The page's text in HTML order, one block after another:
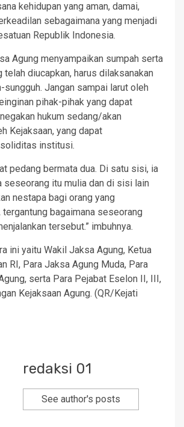
kehidupan yang aman, damai,
sebagaimana yang menjadi
Republik Indonesia.
Agung menyampaikan sumpah serta
telah diucapkan, harus dilaksanakan
sungguh. Jangan sampai larut oleh
pihak-pihak yang dapat
hukum sedang/akan
Kejaksaan, yang dapat
institusi.
pedang bermata dua. Di satu sisi, ia
seseorang itu mulia dan di sisi lain
nestapa bagi orang yang
tergantung bagaimana seseorang
tersebut.” imbuhnya.
ini yaitu Wakil Jaksa Agung, Ketua
RI, Para Jaksa Agung Muda, Para
serta Para Pejabat Eselon II, III,
Kejaksaan Agung. (QR/Kejati
redaksi 01
See author's posts